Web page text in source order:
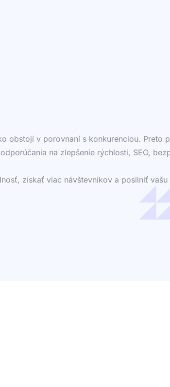
obstojí v porovnaní s konkurenciou. Preto
na zlepšenie rýchlosti, SEO,
získať viac návštevníkov a posilniť vašu